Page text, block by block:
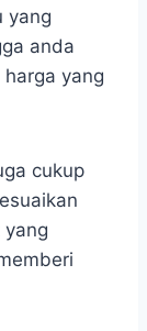
yang
anda
yang
cukup